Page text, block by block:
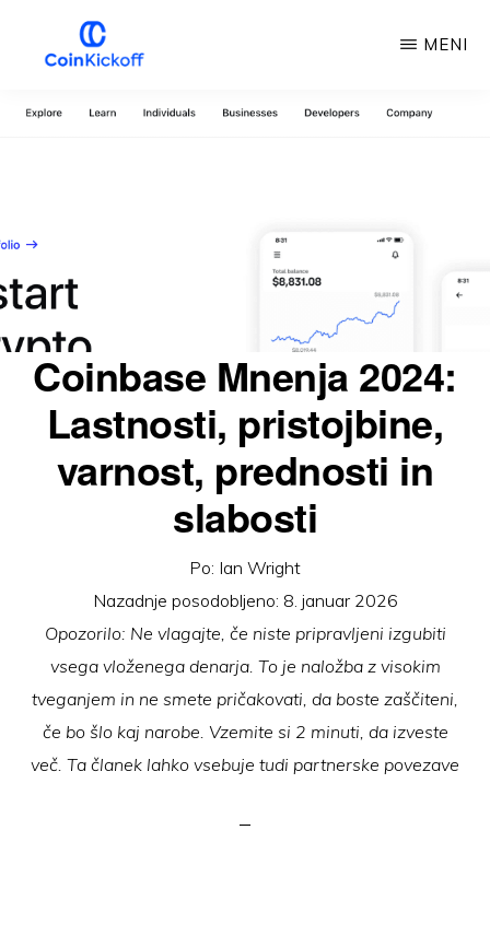
vsebino
IZKORIŠČANJE
MENI
Coinbase Mnenja 2024:
Lastnosti, pristojbine,
varnost, prednosti in
slabosti
Po: Ian Wright
Nazadnje posodobljeno: 8. januar 2026
Opozorilo: Ne vlagajte, če niste pripravljeni izgubiti
vsega vloženega denarja. To je naložba z visokim
tveganjem in ne smete pričakovati, da boste zaščiteni,
če bo šlo kaj narobe. Vzemite si 2 minuti, da izveste
več. Ta članek lahko vsebuje tudi partnerske povezave